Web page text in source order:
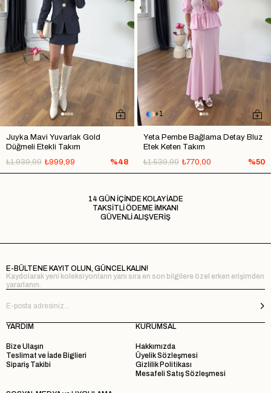
Juyka Mavi Yuvarlak Gold
Düğmeli Etekli Takım
₺999,99
₺1.939,99 %48
1
Yeta Pembe Bağlama Detay Bluz
Etek Keten Takım
₺770,00
₺1.539,99 %50
14 GÜN İÇİNDE KOLAY İADE
TAKSİTLİ ÖDEME İMKANI
GÜVENLİ ALIŞVERİŞ
E-BÜLTENE KAYIT OLUN, GÜNCEL KALIN!
Kaydolarak yeni koleksiyonların yanı sıra en son bilgilere özel erken erişimden
yararlanın.
YARDIM
Bize Ulaşın
Teslimat ve İade Biglieri
Sipariş Takibi
KURUMSAL
Hakkımızda
Üyelik Sözleşmesi
Gizlilik Politikası
Mesafeli Satış Sözleşmesi